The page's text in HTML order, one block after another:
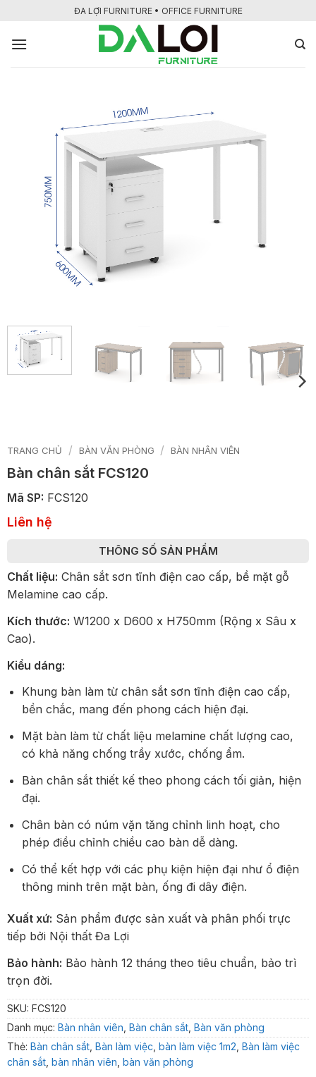
nội
ĐA LỢI FURNITURE • OFFICE FURNITURE
TRANG CHỦ / BÀN VĂN PHÒNG / BÀN NHÂN VIÊN
Bàn chân sắt FCS120
Mã SP: FCS120
Liên hệ
THÔNG SỐ SẢN PHẨM
Chất liệu: Chân sắt sơn tĩnh điện cao cấp, bề mặt gỗ
Melamine cao cấp.
Kích thước: W1200 x D600 x H750mm (Rộng x Sâu x
Cao).
Kiểu dáng:
Khung bàn làm từ chân sắt sơn tĩnh điện cao cấp,
bền chắc, mang đến phong cách hiện đại.
Mặt bàn làm từ chất liệu melamine chất lượng cao,
có khả năng chống trầy xước, chống ẩm.
Bàn chân sắt thiết kế theo phong cách tối giản, hiện
đại.
Chân bàn có núm vặn tăng chỉnh linh hoạt, cho
phép điều chỉnh chiều cao bàn dễ dàng.
Có thể kết hợp với các phụ kiện hiện đại như ổ điện
thông minh trên mặt bàn, ống đi dây điện.
Xuất xứ: Sản phẩm được sản xuất và phân phối trực
tiếp bởi Nội thất Đa Lợi
Bảo hành: Bảo hành 12 tháng theo tiêu chuẩn, bảo trì
trọn đời.
SKU: FCS120
Danh mục: Bàn nhân viên Bàn chân sắt Bàn văn phòng
Thẻ: Bàn chân sắt Bàn làm việc bàn làm việc 1m2 Bàn làm việc
chân sắt bàn nhân viên bàn văn phòng